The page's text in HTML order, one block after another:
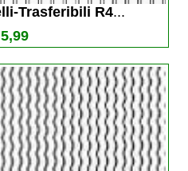
Trasferibili R4...